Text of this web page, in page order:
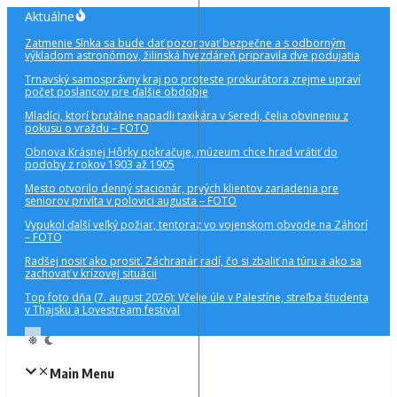
Preskočiť
obsah
Aktuálne
Zatmenie Slnka sa bude dať pozorovať bezpečne a s odborným
výkladom astronómov, žilinská hvezdáreň pripravila dve podujatia
Trnavský samosprávny kraj po proteste prokurátora zrejme upraví
počet poslancov pre ďalšie obdobie
Mladíci, ktorí brutálne napadli taxikára v Seredi, čelia obvineniu z
pokusu o vraždu – FOTO
Obnova Krásnej Hôrky pokračuje, múzeum chce hrad vrátiť do
podoby z rokov 1903 až 1905
Mesto otvorilo denný stacionár, prvých klientov zariadenia pre
seniorov privíta v polovici augusta – FOTO
Vypukol ďalší veľký požiar, tentoraz vo vojenskom obvode na Záhorí
– FOTO
Radšej nosiť ako prosiť. Záchranár radí, čo si zbaliť na túru a ako sa
zachovať v krízovej situácii
Top foto dňa (7. august 2026): Včelie úle v Palestíne, streľba študenta
v Thajsku a Lovestream festival
Main Menu